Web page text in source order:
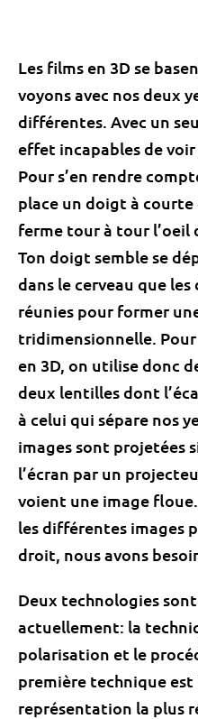
Les films en 3D se
voyons avec nos deux
différentes. Avec un
effet incapables de
Pour s’en rendre
place un doigt à
ferme tour à tour l’oeil
Ton doigt semble se
dans le cerveau que
réunies pour former
tridimensionnelle.
en 3D, on utilise donc
deux lentilles dont
à celui qui sépare nos
images sont projetées
l’écran par un
voient une image
les différentes images
droit, nous avons
Deux technologies
actuellement: la
polarisation et le
première technique
représentation la plus